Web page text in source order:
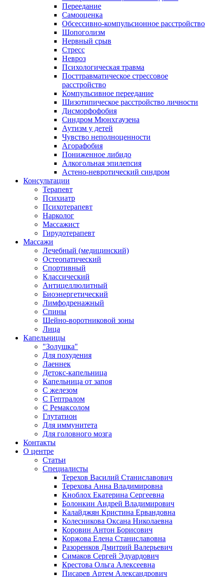
Переедание
Самооценка
Обсессивно-компульсионное расстройство
Шопоголизм
Нервный срыв
Стресс
Невроз
Психологическая травма
Посттравматическое стрессовое
расстройство
Компульсивное переедание
Шизотипическое расстройство личности
Дисморфофобия
Синдром Мюнхгаузена
Аутизм у детей
Чувство неполноценности
Агорафобия
Пониженное либидо
Алкогольная эпилепсия
Астено-невротический синдром
Консультации
Терапевт
Психиатр
Психотерапевт
Нарколог
Массажист
Гирудотерапевт
Массажи
Лечебный (медицинский)
Остеопатический
Спортивный
Классический
Антицеллюлитный
Биоэнергетический
Лимфодренажный
Спины
Шейно-воротниковой зоны
Лица
Капельницы
"Золушка"
Для похудения
Лаеннек
Детокс-капельница
Капельница от запоя
С железом
С Гептралом
С Ремаксолом
Глутатион
Для иммунитета
Для головного мозга
Контакты
О центре
Статьи
Специалисты
Терехов Василий Станиславович
Терехова Анна Владимировна
Кноблох Екатерина Сергеевна
Болонкин Андрей Владимирович
Калайджян Кристина Ервандовна
Колесникова Оксана Николаевна
Коровин Антон Борисович
Коржова Елена Станиславовна
Разоренков Дмитрий Валерьевич
Симаков Сергей Эдуардович
Крестова Ольга Алексеевна
Писарев Артем Александрович